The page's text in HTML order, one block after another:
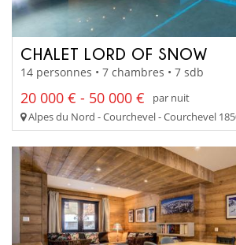
CHALET LORD OF SNOW
14 personnes • 7 chambres • 7 sdb
20 000 € - 50 000 €
par nuit
Alpes du Nord - Courchevel - Courchevel